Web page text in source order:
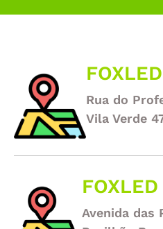
Rua do
Vila Verde
Avenida das